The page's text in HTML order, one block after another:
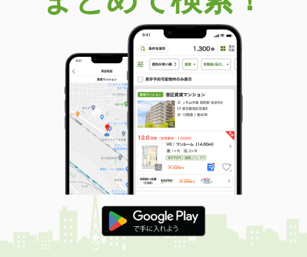
価 格
3,298万円
大阪府松原市東新町３
82.82m²
間取り
4LDK
大阪府大阪市東住吉区東田辺２
価 格
2,580万円
住 所
大阪府大阪市東住吉区東田辺２
専有面積 59.68m²
間取り
3LDK
大阪府大阪市東住吉区東田辺２
価 格
2,580万円
住 所
大阪府大阪市東住吉区東田辺２
専有面積